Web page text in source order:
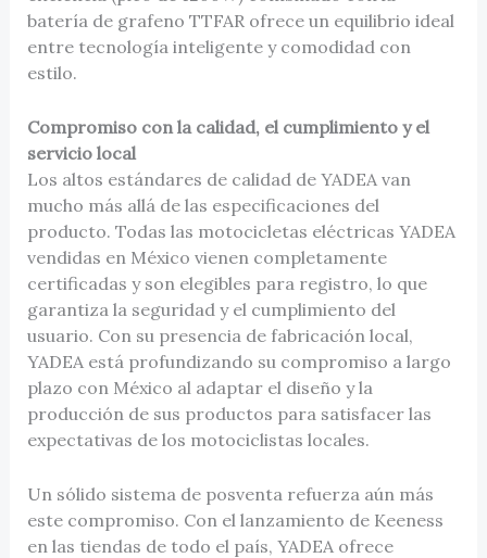
batería de grafeno TTFAR ofrece un equilibrio ideal
entre tecnología inteligente y comodidad con
estilo.
Compromiso con la calidad, el cumplimiento y el
servicio local
Los altos estándares de calidad de YADEA van
mucho más allá de las especificaciones del
producto. Todas las motocicletas eléctricas YADEA
vendidas en México vienen completamente
certificadas y son elegibles para registro, lo que
garantiza la seguridad y el cumplimiento del
usuario. Con su presencia de fabricación local,
YADEA está profundizando su compromiso a largo
plazo con México al adaptar el diseño y la
producción de sus productos para satisfacer las
expectativas de los motociclistas locales.
Un sólido sistema de posventa refuerza aún más
este compromiso. Con el lanzamiento de Keeness
en las tiendas de todo el país, YADEA ofrece